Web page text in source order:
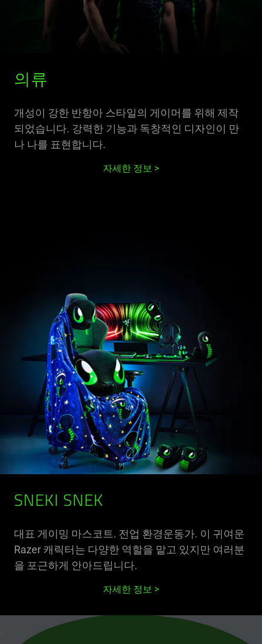
의류
개성이 강한 반항아 스타일의 게이머를 위해 제작
되었습니다. 강력한 기능과 독창적인 디자인이 만
나 나를 표현합니다.
자세한 정보
SNEKI SNEK
대표 게이밍 마스코트. 전업 환경운동가. 이 귀여운
Razer 캐릭터는 다양한 역할을 맡고 있지만 여러분
을 포근하게 안아드립니다.
자세한 정보